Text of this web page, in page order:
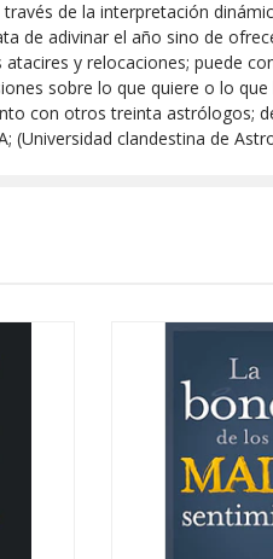
de la interpretación
de adivinar el año sino de
y relocaciones; puede
sobre lo que quiere o lo
con otros treinta astrólogos;
(Universidad clandestina de